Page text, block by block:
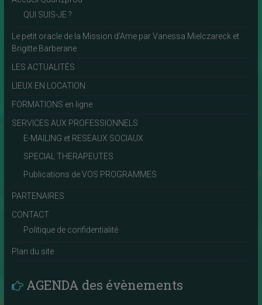
QUI SUIS-JE ?
Le petit oracle de la Mission d’Ame par Vanessa Mielczareck et
Brigitte Barberane
LES ACTUALITÉS
LIEUX EN LOCATION
FORMATIONS en ligne
SERVICES AUX PROFESSIONNELS
E-MAILING et RESEAUX SOCIAUX
SPECIAL THERAPEUTES
Publications de VOS PROGRAMMES
PARTENAIRES
CONTACT
Politique de confidentialité
Plan du site
AGENDA des évènements